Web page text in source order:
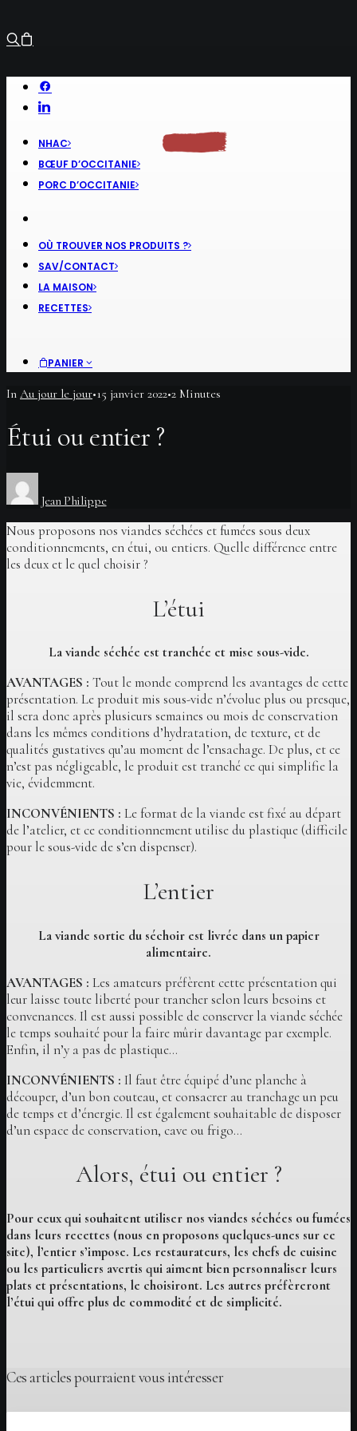
NHAC
BŒUF D’OCCITANIE
PORC D’OCCITANIE
OÙ TROUVER NOS PRODUITS ?
SAV/CONTACT
LA MAISON
RECETTES
PANIER
In Au jour le jour•15 janvier 2022•2 Minutes
Étui ou entier ?
Jean Philippe
Nous proposons nos viandes séchées et fumées sous deux
conditionnements, en étui, ou entiers. Quelle différence entre
les deux et le quel choisir ?
L’étui
La viande séchée est tranchée et mise sous-vide.
AVANTAGES : Tout le monde comprend les avantages de cette
présentation. Le produit mis sous-vide n’évolue plus ou presque,
il sera donc après plusieurs semaines ou mois de conservation
dans les mêmes conditions d’hydratation, de texture, et de
qualités gustatives qu’au moment de l’ensachage. De plus, et ce
n’est pas négligeable, le produit est tranché ce qui simplifie la
vie, évidemment.
INCONVÉNIENTS : Le format de la viande est fixé au départ
de l’atelier, et ce conditionnement utilise du plastique (difficile
pour le sous-vide de s’en dispenser).
L’entier
La viande sortie du séchoir est livrée dans un papier
alimentaire.
AVANTAGES : Les amateurs préfèrent cette présentation qui
leur laisse toute liberté pour trancher selon leurs besoins et
convenances. Il est aussi possible de conserver la viande séchée
le temps souhaité pour la faire mûrir davantage par exemple.
Enfin, il n’y a pas de plastique…
INCONVÉNIENTS : Il faut être équipé d’une planche à
découper, d’un bon couteau, et consacrer au tranchage un peu
de temps et d’énergie. Il est également souhaitable de disposer
d’un espace de conservation, cave ou frigo…
Alors, étui ou entier ?
Pour ceux qui souhaitent utiliser nos viandes séchées ou fumées
dans leurs recettes (nous en proposons quelques-unes sur ce
site), l’entier s’impose. Les restaurateurs, les chefs de cuisine
ou les particuliers avertis qui aiment bien personnaliser leurs
plats et présentations, le choisiront. Les autres préfèreront
l’étui qui offre plus de commodité et de simplicité.
Ces articles pourraient vous intéresser